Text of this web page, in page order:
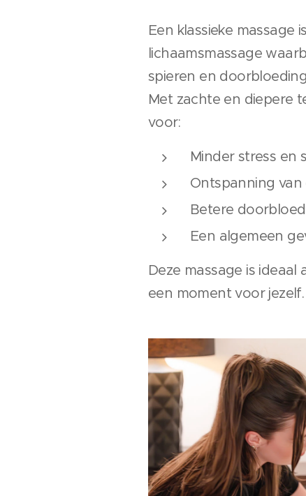
Een klassieke massage
lichaamsmassage
spieren en
Met zachte en diepere
voor:
Minder stress en
Ontspanning van
Betere
Een algemeen
Deze massage is
een moment voor jezelf.